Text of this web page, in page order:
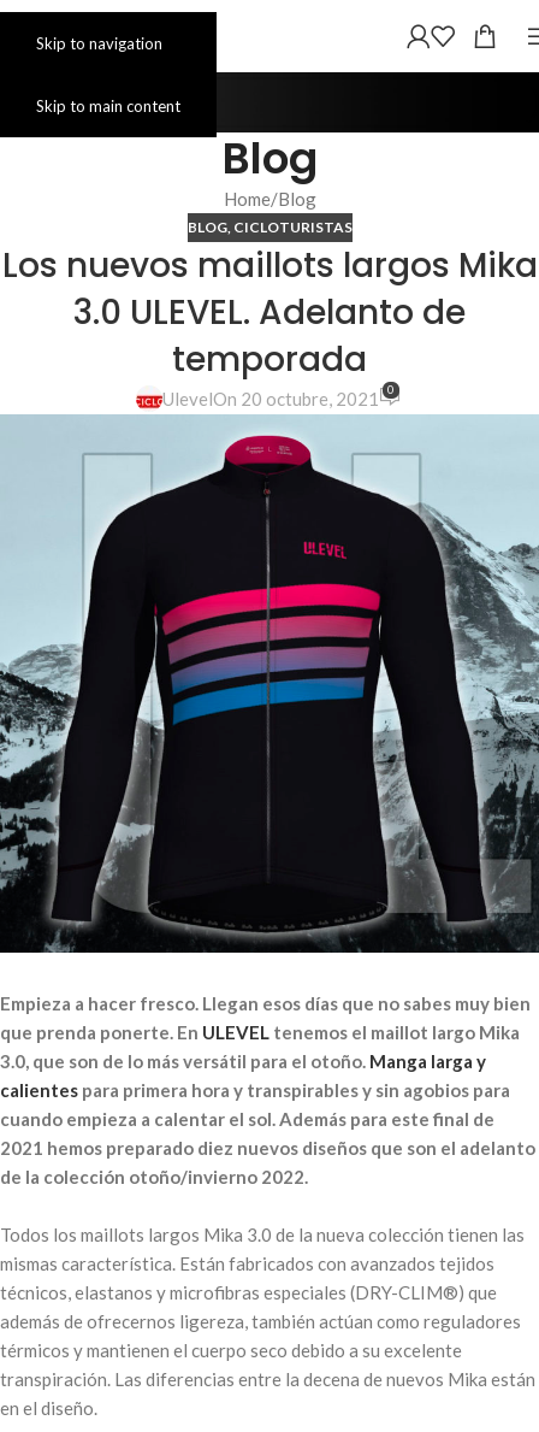
Skip to navigation
Skip to main content
Blog
Home Blog
BLOG, CICLOTURISTAS
Los nuevos maillots largos Mika
3.0 ULEVEL. Adelanto de
temporada
UlevelOn 20 octubre, 2021 0
Empieza a hacer fresco. Llegan esos días que no sabes muy bien
que prenda ponerte. En ULEVEL tenemos el maillot largo Mika
3.0, que son de lo más versátil para el otoño. Manga larga y
calientes para primera hora y transpirables y sin agobios para
cuando empieza a calentar el sol. Además para este final de
2021 hemos preparado diez nuevos diseños que son el adelanto
de la colección otoño/invierno 2022.
Todos los maillots largos Mika 3.0 de la nueva colección tienen las
mismas característica. Están fabricados con avanzados tejidos
técnicos, elastanos y microfibras especiales (DRY-CLIM®) que
además de ofrecernos ligereza, también actúan como reguladores
térmicos y mantienen el cuerpo seco debido a su excelente
transpiración. Las diferencias entre la decena de nuevos Mika están
en el diseño.